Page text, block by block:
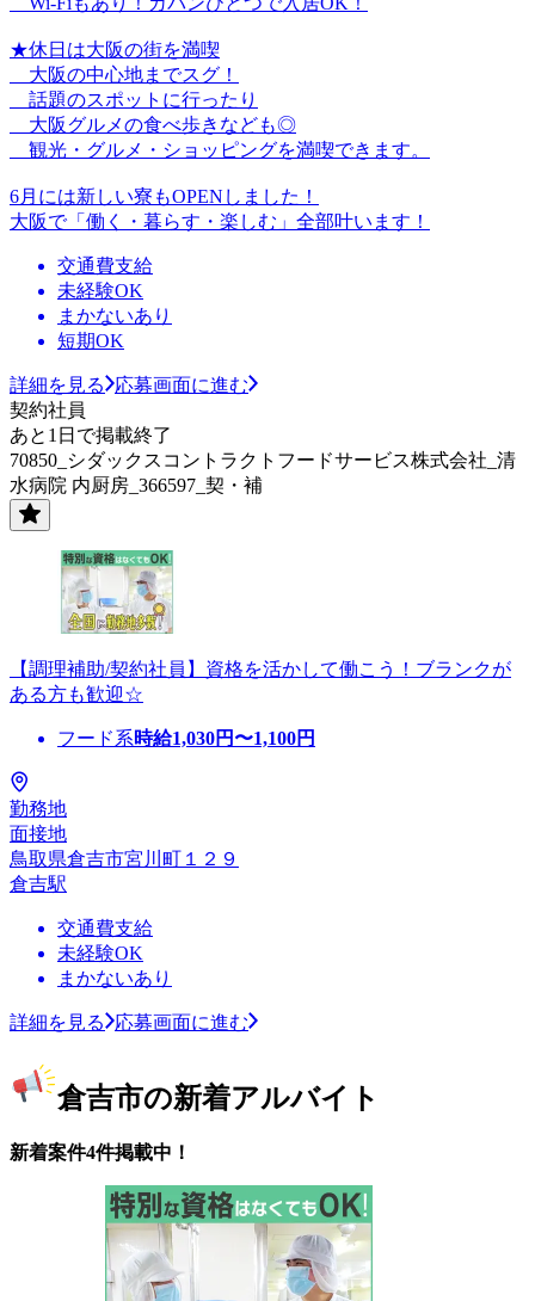
★休日は大阪の街を満喫
大阪の中心地までスグ！
話題のスポットに行ったり
大阪グルメの食べ歩きなども◎
観光・グルメ・ショッピングを満喫できます。
6月には新しい寮もOPENしました！
大阪で「働く・暮らす・楽しむ」全部叶います！
交通費支給
未経験OK
まかないあり
短期OK
詳細を見る
応募画面に進む
契約社員
あと1日で掲載終了
70850_シダックスコントラクトフードサービス株式会社_清
水病院 内厨房_366597_契・補
【調理補助/契約社員】資格を活かして働こう！ブランクが
ある方も歓迎☆
フード系時給1,030円〜1,100円
勤務地
面接地
鳥取県倉吉市宮川町１２９
倉吉駅
交通費支給
未経験OK
まかないあり
詳細を見る 応募画面に進む
倉吉市の新着アルバイト
新着案件4件掲載中！